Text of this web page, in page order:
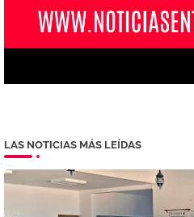
LAS NOTICIAS MÁS LEÍDAS